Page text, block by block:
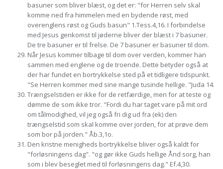
basuner som bliver blæst, og det er: "for Herren selv skal
komme ned fra himmelen med en bydende røst, med
overenglens røst og Guds basun" 1.Tess.4,16. I forbindelse
med Jesus genkomst til jøderne bliver der blæst i 7 basuner.
De tre basuner er til frelse. De 7 basuner er basuner til dom.
Når Jesus kommer tilbage til dom over verden, kommer han
sammen med englene og de troende. Dette betyder også at
der har fundet en bortrykkelse sted på et tidligere tidspunkt.
"Se Herren kommer med sine mange tusinde hellige. "Juda 14.
Trængselstiden er ikke for de retfærdige, men for at teste og
dømme de som ikke tror. "Fordi du har taget vare på mit ord
om tålmodighed, vil jeg også fri dig ud fra (ek) den
trængselstid som skal komme over jorden, for at prøve dem
som bor på jorden." Åb.3,1o.
Den kristne menigheds bortrykkelse bliver også kaldt for
"forløsningens dag". "og gør ikke Guds hellige Ånd sorg, han
som i blev beseglet med til forløsningens dag." Ef.4,30.